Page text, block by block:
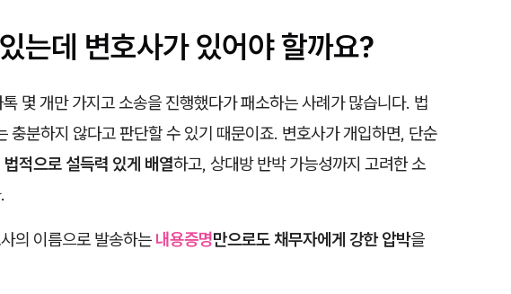
는데 변호사가 있어야 할까요?
몇 개만 가지고 소송을 진행했다가 패소하는 사례가 많습니다. 법
충분하지 않다고 판단할 수 있기 때문이죠. 변호사가 개입하면, 단순
적으로 설득력 있게 배열하고, 상대방 반박 가능성까지 고려한 소
의 이름으로 발송하는 내용증명만으로도 채무자에게 강한 압박을